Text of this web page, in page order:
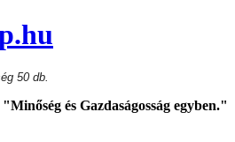
50 db.
"Minőség és Gazdaságosság egyben."